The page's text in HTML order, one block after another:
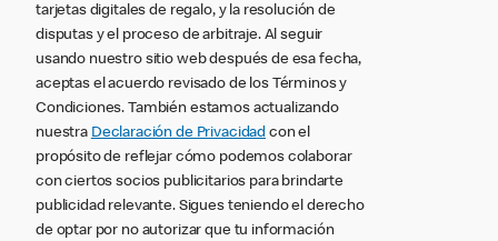
tarjetas digitales de regalo, y la resolución de
disputas y el proceso de arbitraje. Al seguir
usando nuestro sitio web después de esa fecha,
aceptas el acuerdo revisado de los Términos y
Condiciones. También estamos actualizando
nuestra Declaración de Privacidad con el
propósito de reflejar cómo podemos colaborar
con ciertos socios publicitarios para brindarte
publicidad relevante. Sigues teniendo el derecho
de optar por no autorizar que tu información